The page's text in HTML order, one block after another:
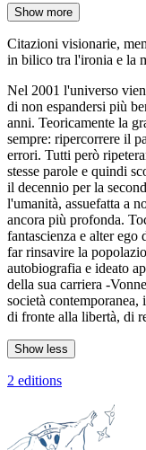
Show more
Citazioni visionarie,
in bilico tra l'ironia e la
Nel 2001 l'universo
di non espandersi più
anni. Teoricamente la
sempre: ripercorrere il
errori. Tutti però
stesse parole e quindi
il decennio per la
l'umanità, assuefatta a
ancora più profonda.
fantascienza e alter
far rinsavire la
autobiografia e ideato
della sua carriera -
società
di fronte alla libertà, di
Show less
2 editions